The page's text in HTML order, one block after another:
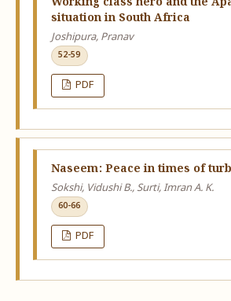
situation in South Africa
Joshipura, Pranav
52-59
PDF
Naseem: Peace in times of
Sokshi, Vidushi B., Surti, Imran A. K.
60-66
PDF